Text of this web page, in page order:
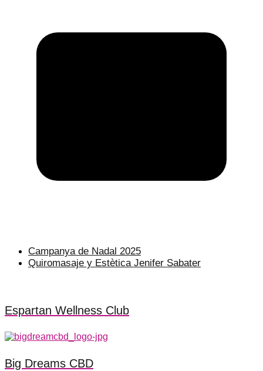
Campanya de Nadal 2025
Quiromasaje y Estètica Jenifer Sabater
Espartan Wellness Club
Big Dreams CBD